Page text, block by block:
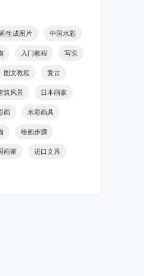
生成图片 中国水彩
入门教程 写实
图文教程 复古
筑风景 日本画家
画 水彩画具
绘画步骤
画家 进口文具